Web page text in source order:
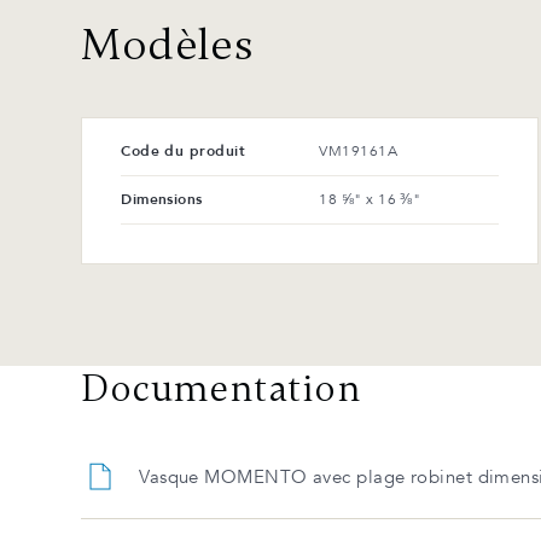
Modèles
Code du produit VM19161A
Dimensions 18 ⅝" x 16 ⅜"
Documentation
Vasque MOMENTO avec plage robinet